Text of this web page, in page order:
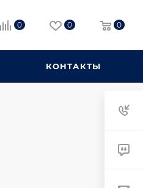
0 0 0
КОНТАКТЫ